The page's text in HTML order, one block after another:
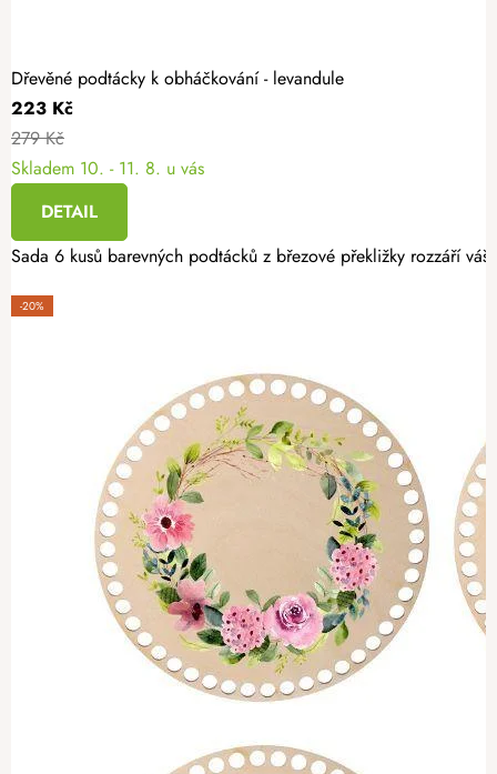
Dřevěné podtácky k obháčkování - levandule
223 Kč
279 Kč
Skladem 10. - 11. 8. u vás
DETAIL
Sada 6 kusů barevných podtácků z březové překližky rozzáří
-20%